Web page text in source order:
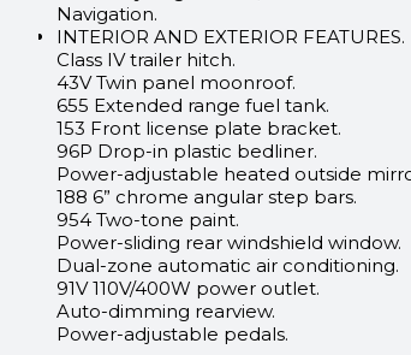
Navigation.
INTERIOR AND EXTERIOR FEATURES.
Class IV trailer hitch.
43V Twin panel moonroof.
655 Extended range fuel tank.
153 Front license plate bracket.
96P Drop-in plastic bedliner.
Power-adjustable heated outside
188 6” chrome angular step bars.
954 Two-tone paint.
Power-sliding rear windshield window.
Dual-zone automatic air conditioning.
91V 110V/400W power outlet.
Auto-dimming rearview.
Power-adjustable pedals.